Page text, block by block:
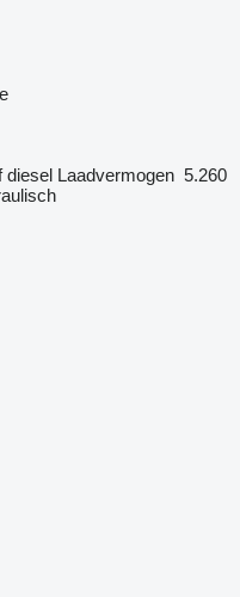
diesel Laadvermogen 5.260